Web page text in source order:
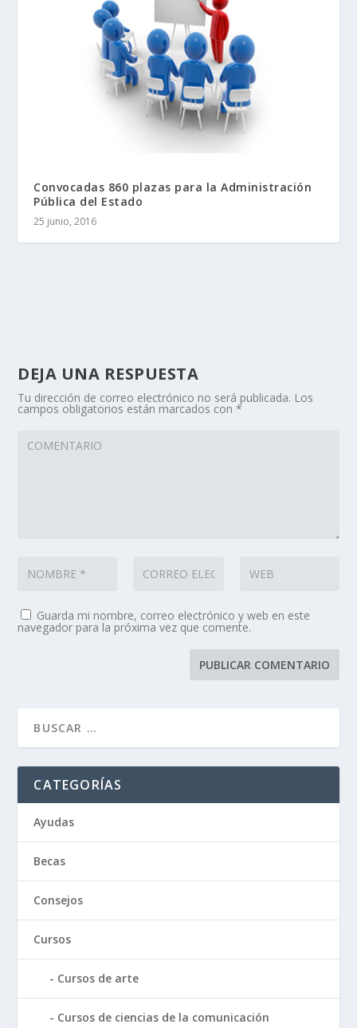
Convocadas 860 plazas para la Administración
Pública del Estado
25 junio, 2016
DEJA UNA RESPUESTA
Tu dirección de correo electrónico no será publicada. Los
campos obligatorios están marcados con*
Guarda mi nombre, correo electrónico y web en este
navegador para la próxima vez que comente.
CATEGORÍAS
Ayudas
Becas
Consejos
Cursos
Cursos de arte
Cursos de ciencias de la comunicación